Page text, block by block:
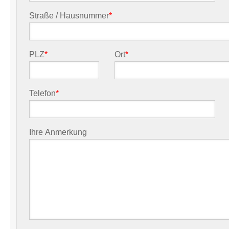
Straße / Hausnummer*
PLZ* Ort*
Telefon*
Ihre Anmerkung